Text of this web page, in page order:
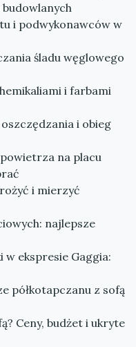
i podwykonawców w
śladu węglowego
i farbami
i obieg
na placu
i mierzyć
najlepsze
w ekspresie Gaggia:
półkotapczanu z sofą
Ceny, budżet i ukryte